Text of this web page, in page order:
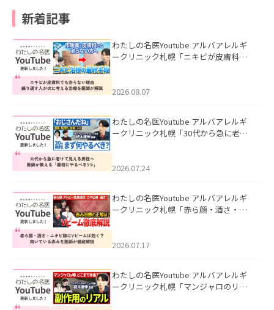
新着記事
わたしの名医Youtube アルバアレルギ
ークリニック札幌「ニキビが皮膚科で
ました。
2026.08.07
わたしの名医Youtube アルバアレルギ
ークリニック札幌「30代から急に老け
た。
2026.07.24
わたしの名医Youtube アルバアレルギ
ークリニック札幌「赤ら顔・酒さ・ニ
した。
2026.07.17
わたしの名医Youtube アルバアレルギ
ークリニック札幌「マンジャロのリア